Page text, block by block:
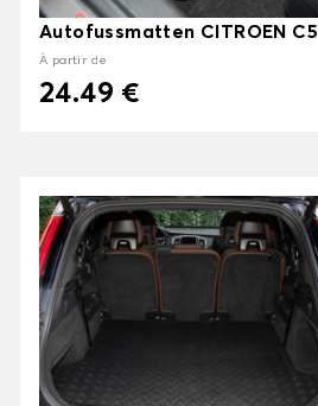
Autofussmatten CITROEN C5
À partir de
24.49 €